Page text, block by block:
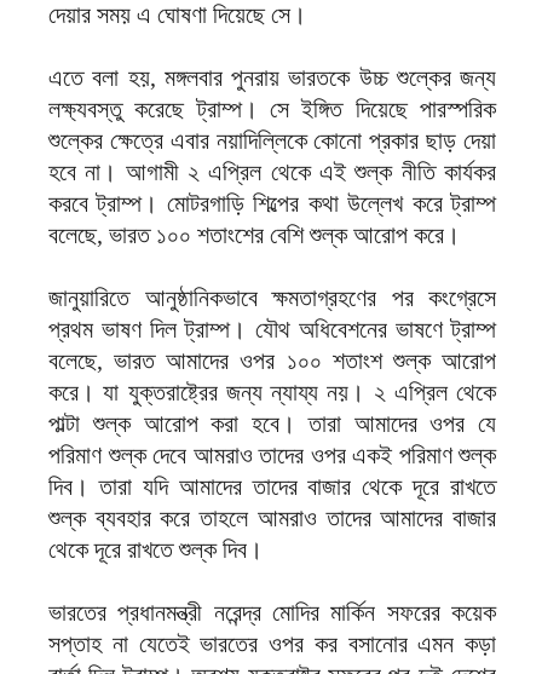
দেয়ার সময় এ ঘোষণা দিয়েছে সে।
এতে বলা হয়, মঙ্গলবার পুনরায় ভারতকে উচ্চ শুল্কের জন্য
লক্ষ্যবস্তু করেছে ট্রাম্প। সে ইঙ্গিত দিয়েছে পারস্পরিক
শুল্কের ক্ষেত্রে এবার নয়াদিল্লিকে কোনো প্রকার ছাড় দেয়া
হবে না। আগামী ২ এপ্রিল থেকে এই শুল্ক নীতি কার্যকর
করবে ট্রাম্প। মোটরগাড়ি শিল্পের কথা উল্লেখ করে ট্রাম্প
বলেছে, ভারত ১০০ শতাংশের বেশি শুল্ক আরোপ করে।
জানুয়ারিতে আনুষ্ঠানিকভাবে ক্ষমতাগ্রহণের পর কংগ্রেসে
প্রথম ভাষণ দিল ট্রাম্প। যৌথ অধিবেশনের ভাষণে ট্রাম্প
বলেছে, ভারত আমাদের ওপর ১০০ শতাংশ শুল্ক আরোপ
করে। যা যুক্তরাষ্ট্রের জন্য ন্যায্য নয়। ২ এপ্রিল থেকে
পাল্টা শুল্ক আরোপ করা হবে। তারা আমাদের ওপর যে
পরিমাণ শুল্ক দেবে আমরাও তাদের ওপর একই পরিমাণ শুল্ক
দিব। তারা যদি আমাদের তাদের বাজার থেকে দূরে রাখতে
শুল্ক ব্যবহার করে তাহলে আমরাও তাদের আমাদের বাজার
থেকে দূরে রাখতে শুল্ক দিব।
ভারতের প্রধানমন্ত্রী নরেন্দ্র মোদির মার্কিন সফরের কয়েক
সপ্তাহ না যেতেই ভারতের ওপর কর বসানোর এমন কড়া